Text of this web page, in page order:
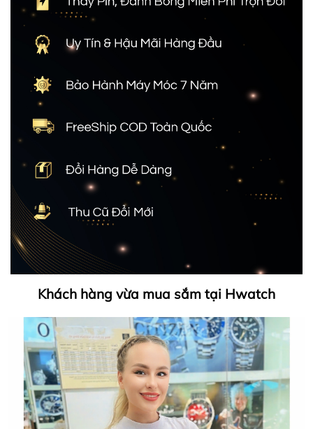
Khách hàng vừa mua sắm tại Hwatch